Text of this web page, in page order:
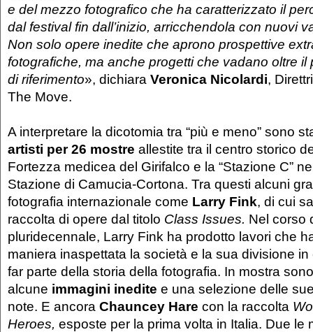
e del mezzo fotografico che ha caratterizzato il
dal festival fin dall’inizio, arricchendola con nuovi
Non solo opere inedite che aprono prospettive
fotografiche, ma anche progetti che vadano oltre il
di riferimento», dichiara Veronica Nicolardi,
The Move.
A interpretare la dicotomia tra “più e meno” sono
artisti per 26 mostre allestite tra il centro storico
Fortezza medicea del Girifalco e la “Stazione C”
Stazione di Camucia-Cortona. Tra questi alcuni
fotografia internazionale come Larry Fink, di cui
raccolta di opere dal titolo Class Issues. Nel corso
pluridecennale, Larry Fink ha prodotto lavori che
maniera inaspettata la società e la sua divisione
far parte della storia della fotografia. In mostra
alcune immagini inedite e una selezione delle
note. E ancora Chauncey Hare con la raccolta
Heroes, esposte per la prima volta in Italia. Due le